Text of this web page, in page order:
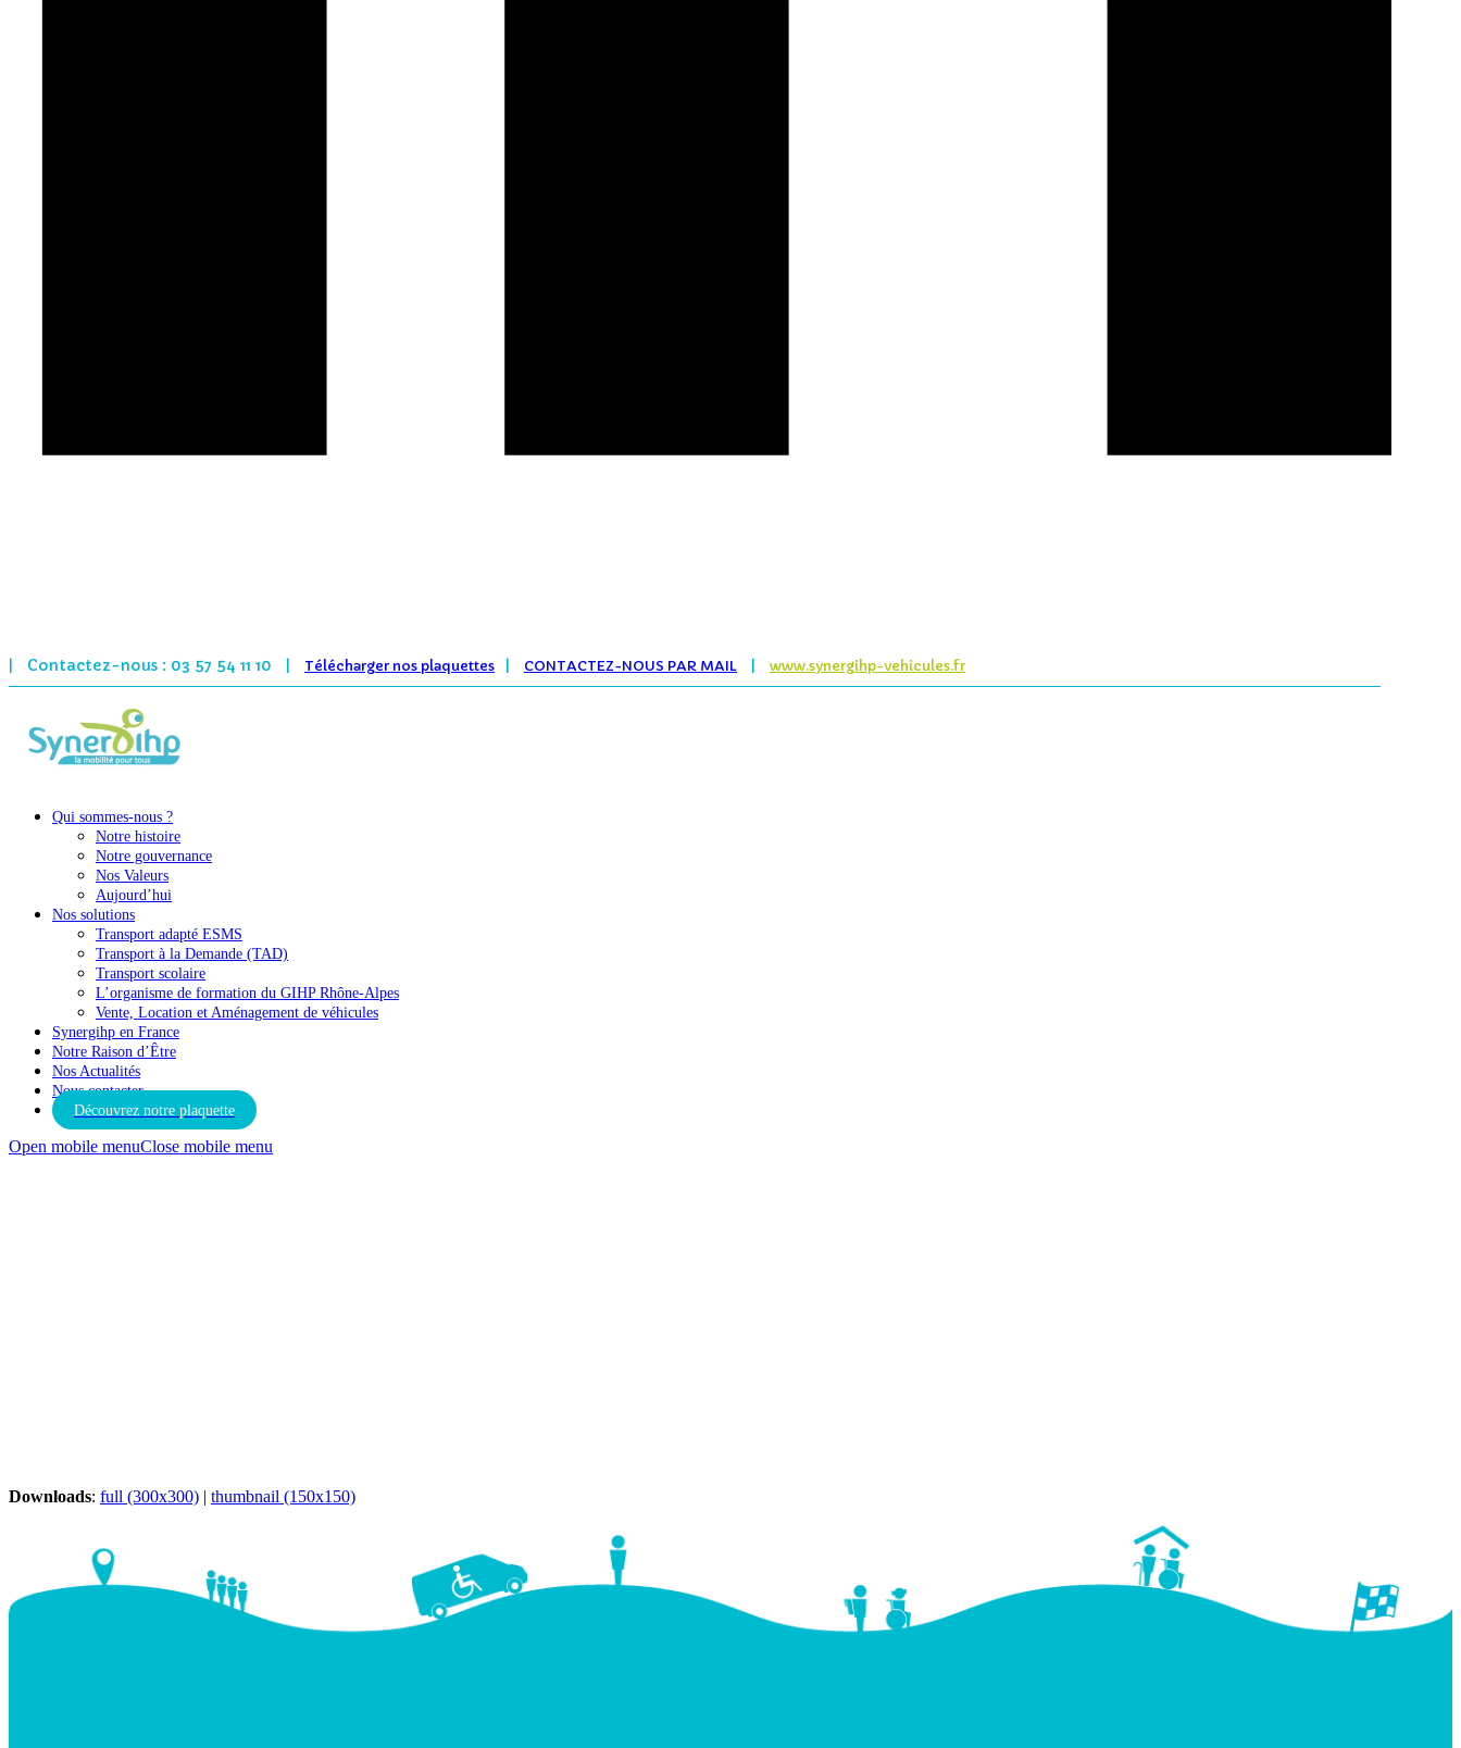
Contactez-nous : 03 57 54 11 10 Télécharger nos plaquettes CONTACTEZ-NOUS PAR MAIL www.synergihp-vehicules.fr
Qui sommes-nous ?
Notre histoire
Notre gouvernance
Nos Valeurs
Aujourd’hui
Nos solutions
Transport adapté ESMS
Transport à la Demande (TAD)
Transport scolaire
L’organisme de formation du GIHP Rhône-Alpes
Vente, Location et Aménagement de véhicules
Synergihp en France
Notre Raison d’Être
Nos Actualités
Nous contacter
Découvrez notre plaquette
Open mobile menuClose mobile menu
Downloads: full (300x300) | thumbnail (150x150)